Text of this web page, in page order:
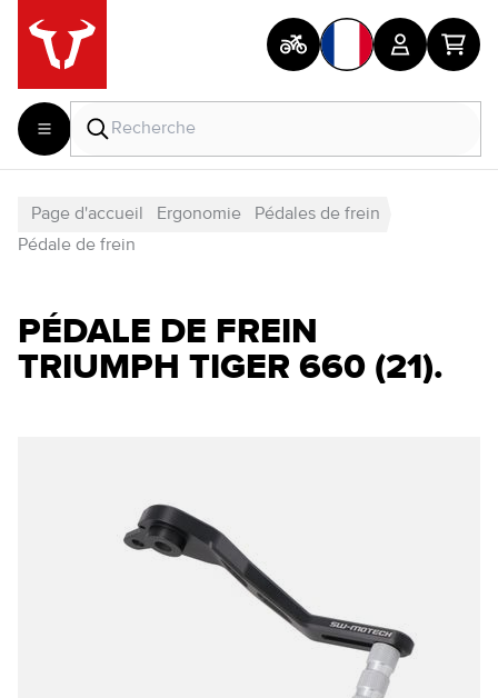
Page d'accueil Ergonomie
Pédales de frein
Pédale de frein
PÉDALE DE FREIN
TRIUMPH TIGER 660 (21).